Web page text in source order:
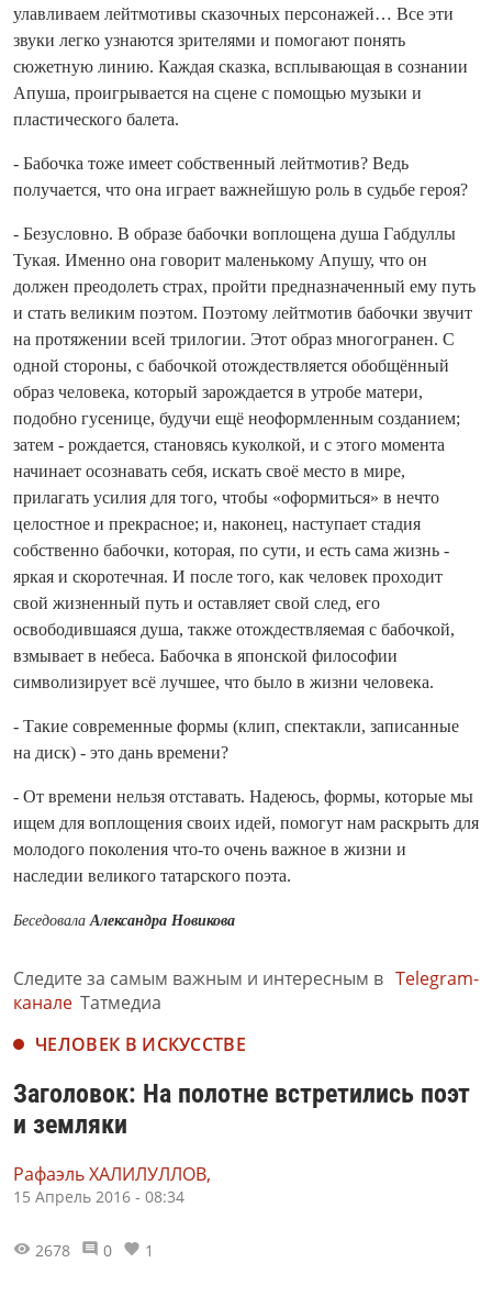
улавливаем лейтмотивы сказочных персонажей… Все эти
звуки легко узнаются зрителями и помогают понять
сюжетную линию. Каждая сказка, всплывающая в сознании
Апуша, проигрывается на сцене с помощью музыки и
пластического балета.
- Бабочка тоже имеет собственный лейтмотив? Ведь
получается, что она играет важнейшую роль в судьбе героя?
- Безусловно. В образе бабочки воплощена душа Габдуллы
Тукая. Именно она говорит маленькому Апушу, что он
должен преодолеть страх, пройти предназначенный ему путь
и стать великим поэтом. Поэтому лейтмотив бабочки звучит
на протяжении всей трилогии. Этот образ многогранен. С
одной стороны, с бабочкой отождествляется обобщённый
образ человека, который зарождается в утробе матери,
подобно гусенице, будучи ещё неоформленным созданием;
затем - рождается, становясь куколкой, и с этого момента
начинает осознавать себя, искать своё место в мире,
прилагать усилия для того, чтобы «оформиться» в нечто
целостное и прекрасное; и, наконец, наступает стадия
собственно бабочки, которая, по сути, и есть сама жизнь -
яркая и скоротечная. И после того, как человек проходит
свой жизненный путь и оставляет свой след, его
освободившаяся душа, также отождествляемая с бабочкой,
взмывает в небеса. Бабочка в японской философии
символизирует всё лучшее, что было в жизни человека.
- Такие современные формы (клип, спектакли, записанные
на диск) - это дань времени?
- От времени нельзя отставать. Надеюсь, формы, которые мы
ищем для воплощения своих идей, помогут нам раскрыть для
молодого поколения что-то очень важное в жизни и
наследии великого татарского поэта.
БеседовалаАлександра Новикова
Следите за самым важным и интересным в Telegram-
канале Татмедиа
ЧЕЛОВЕК В ИСКУССТВЕ
Заголовок: На полотне встретились поэт
и земляки
Рафаэль ХАЛИЛУЛЛОВ,
15 Апрель 2016 - 08:34
2678 0 1